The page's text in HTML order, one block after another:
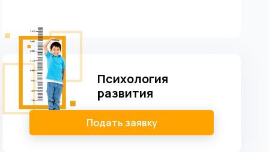
Психология
развития
Подать заявку